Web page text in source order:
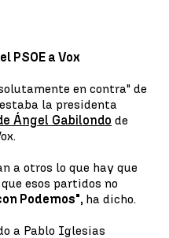
PSOE a Vox
en contra" de
la presidenta
Ángel Gabilondo de
a otros lo que hay que
esos partidos no
Podemos", ha dicho.
a Pablo Iglesias